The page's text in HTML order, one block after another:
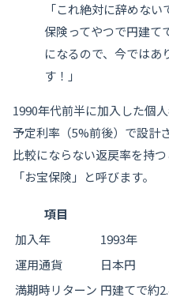
「これ絶対に辞めな
保険ってやつで円建て
になるので、今ではあ
す！」
1990年代前半に加入した個
予定利率（5%前後）で設計
比較にならない返戻率を持
「お宝保険」と呼びます。
項目
加入年
1993年
運用通貨
日本円
満期時リターン 円建てで約